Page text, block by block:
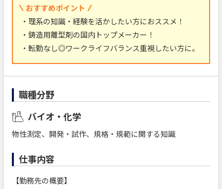
おすすめポイント
・理系の知識・経験を活かしたい方におススメ！
・鋳造用離型剤の国内トップメーカー！
・転勤なし◎ワークライフバランス重視したい方に。
職種分野
バイオ・化学
物性測定、開発・試作、規格・規範に関する知識
仕事内容
【勤務先の概要】